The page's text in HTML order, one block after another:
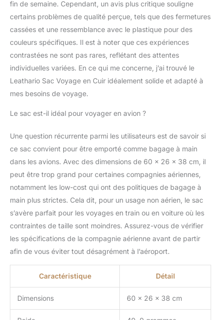
fin de semaine. Cependant, un avis plus critique souligne
certains problèmes de qualité perçue, tels que des fermetures
cassées et une ressemblance avec le plastique pour des
couleurs spécifiques. Il est à noter que ces expériences
contrastées ne sont pas rares, reflétant des attentes
individuelles variées. En ce qui me concerne, j’ai trouvé le
Leathario Sac Voyage en Cuir idéalement solide et adapté à
mes besoins de voyage.
Le sac est-il idéal pour voyager en avion ?
Une question récurrente parmi les utilisateurs est de savoir si
ce sac convient pour être emporté comme bagage à main
dans les avions. Avec des dimensions de 60 x 26 x 38 cm, il
peut être trop grand pour certaines compagnies aériennes,
notamment les low-cost qui ont des politiques de bagage à
main plus strictes. Cela dit, pour un usage non aérien, le sac
s’avère parfait pour les voyages en train ou en voiture où les
contraintes de taille sont moindres. Assurez-vous de vérifier
les spécifications de la compagnie aérienne avant de partir
afin de vous éviter tout désagrément à l’aéroport.
Caractéristique Détail
Dimensions 60 x 26 x 38 cm